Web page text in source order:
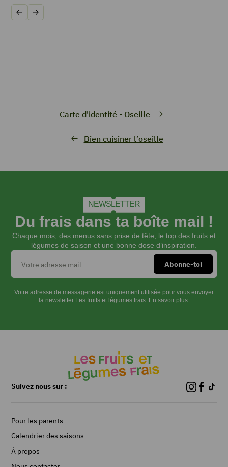
Précédent
Suivant
Bien cuisiner l’oseille
Carte d'identité - Oseille
NEWSLETTER
Du frais dans ta boîte mail !
Chaque mois, des menus sans prise de tête, le top des fruits et
légumes de saison et une bonne dose d’inspiration.
Votre adresse de messagerie est uniquement utilisée pour vous envoyer
la newsletter Les fruits et légumes frais. En savoir plus.
Suivez nous sur :
Pour les parents
Calendrier des saisons
À propos